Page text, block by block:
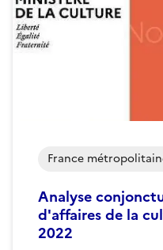
Analyse
d'affaires de la
2022
France